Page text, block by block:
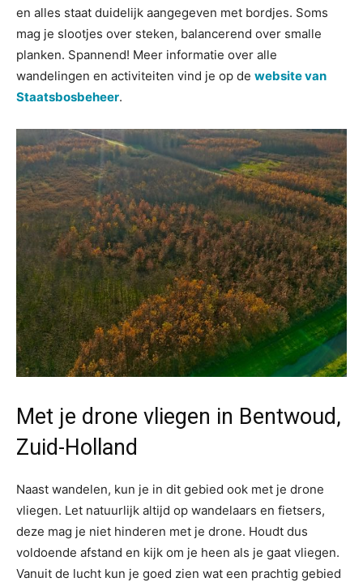
en alles staat duidelijk aangegeven met bordjes. Soms
mag je slootjes over steken, balancerend over smalle
planken. Spannend! Meer informatie over alle
wandelingen en activiteiten vind je op de website van
Staatsbosbeheer.
Met je drone vliegen in Bentwoud,
Zuid-Holland
Naast wandelen, kun je in dit gebied ook met je drone
vliegen. Let natuurlijk altijd op wandelaars en fietsers,
deze mag je niet hinderen met je drone. Houdt dus
voldoende afstand en kijk om je heen als je gaat vliegen.
Vanuit de lucht kun je goed zien wat een prachtig gebied